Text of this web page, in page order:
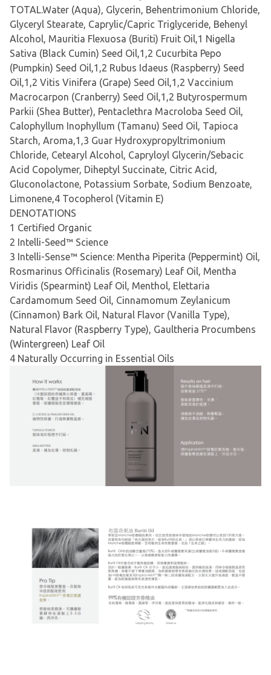
TOTAL.Water (Aqua), Glycerin, Behentrimonium Chloride,
Glyceryl Stearate, Caprylic/Capric Triglyceride, Behenyl
Alcohol, Mauritia Flexuosa (Buriti) Fruit Oil,1 Nigella
Sativa (Black Cumin) Seed Oil,1,2 Cucurbita Pepo
(Pumpkin) Seed Oil,1,2 Rubus Idaeus (Raspberry) Seed
Oil,1,2 Vitis Vinifera (Grape) Seed Oil,1,2 Vaccinium
Macrocarpon (Cranberry) Seed Oil,1,2 Butyrospermum
Parkii (Shea Butter), Pentaclethra Macroloba Seed Oil,
Calophyllum Inophyllum (Tamanu) Seed Oil, Tapioca
Starch, Aroma,1,3 Guar Hydroxypropyltrimonium
Chloride, Cetearyl Alcohol, Capryloyl Glycerin/Sebacic
Acid Copolymer, Diheptyl Succinate, Citric Acid,
Gluconolactone, Potassium Sorbate, Sodium Benzoate,
Limonene,4 Tocopherol (Vitamin E)
DENOTATIONS
1 Certified Organic
2 Intelli-Seed™ Science
3 Intelli-Sense™ Science: Mentha Piperita (Peppermint) Oil,
Rosmarinus Officinalis (Rosemary) Leaf Oil, Mentha
Viridis (Spearmint) Leaf Oil, Menthol, Elettaria
Cardamomum Seed Oil, Cinnamomum Zeylanicum
(Cinnamon) Bark Oil, Natural Flavor (Vanilla Type),
Natural Flavor (Raspberry Type), Gaultheria Procumbens
(Wintergreen) Leaf Oil
4 Naturally Occurring in Essential Oils